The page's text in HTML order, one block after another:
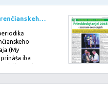
Spravodajstvo Trenčianskeho samosprávneho kraja (My regionálne noviny): marec 2020
(My
iba